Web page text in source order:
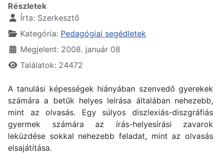
Részletek
Írta: Szerkesztő
Kategória: Pedagógiai segédletek
Megjelent: 2008. január 08
Találatok: 24472
A tanulási képességek hiányában szenvedő gyerekek
számára a betűk helyes leírása általában nehezebb,
mint az olvasás. Egy súlyos diszlexiás-diszgráfiás
gyermek számára az írás-helyesírási zavarok
leküzdése sokkal nehezebb feladat, mint az olvasás
elsajátítása.